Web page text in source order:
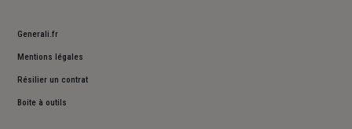
Generali.fr
Mentions légales
Résilier un contrat
Boite à outils